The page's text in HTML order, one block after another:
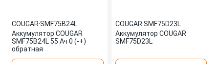
COUGAR·SMF75B24L
Аккумулятор COUGAR
SMF75B24L 55 Ач 0 (-+)
обратная
COUGAR·SMF75D23L
Аккумулятор COUGAR
SMF75D23L